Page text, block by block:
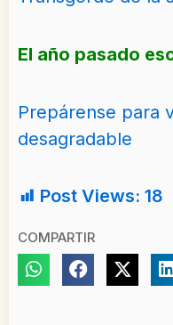
El año pasado
Prepárense para
desagradable
Post Views: 18
COMPARTIR